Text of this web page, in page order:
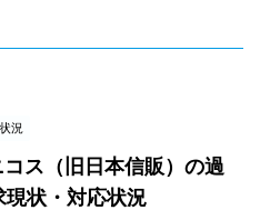
況
ス（旧日本信販）の過
現状・対応状況